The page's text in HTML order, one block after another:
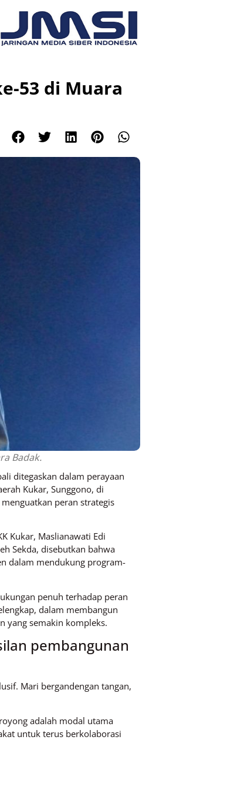
53 di Muara
Badak.
ditegaskan dalam perayaan
Kukar, Sunggono, di
peran strategis
Kukar, Maslianawati Edi
Sekda, disebutkan bahwa
dalam mendukung program-
penuh terhadap peran
dalam membangun
yang semakin kompleks.
pembangunan
Mari bergandengan tangan,
adalah modal utama
untuk terus berkolaborasi